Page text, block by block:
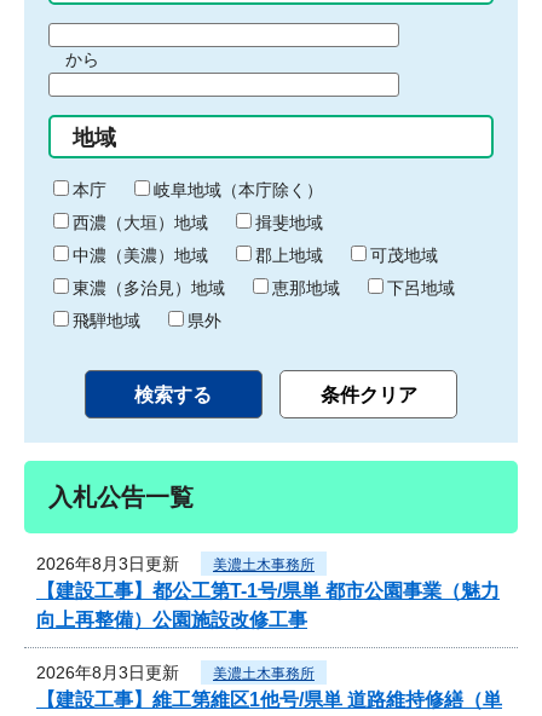
間
始
り
から
間
終
わ
り
地域
本庁
岐阜地域（本庁除く）
西濃（大垣）地域
揖斐地域
中濃（美濃）地域
郡上地域
可茂地域
東濃（多治見）地域
恵那地域
下呂地域
飛騨地域
県外
入札公告一覧
2026年8月3日更新 美濃土木事務所
【建設工事】都公工第T-1号/県単 都市公園事業（魅力
向上再整備）公園施設改修工事
2026年8月3日更新 美濃土木事務所
【建設工事】維工第維区1他号/県単 道路維持修繕（単